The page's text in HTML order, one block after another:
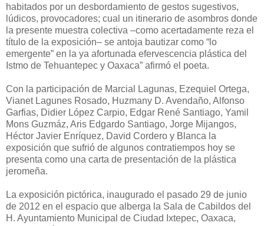
habitados por un desbordamiento de gestos sugestivos,
lúdicos, provocadores; cual un itinerario de asombros donde
la presente muestra colectiva –como acertadamente reza el
título de la exposición– se antoja bautizar como “lo
emergente” en la ya afortunada efervescencia plástica del
Istmo de Tehuantepec y Oaxaca” afirmó el poeta.
Con la participación de Marcial Lagunas, Ezequiel Ortega,
Vianet Lagunes Rosado, Huzmany D. Avendaño, Alfonso
Garfias, Didier López Carpio, Edgar René Santiago, Yamil
Mons Guzmáz, Aris Edgardo Santiago, Jorge Mijangos,
Héctor Javier Enríquez, David Cordero y Blanca la
exposición que sufrió de algunos contratiempos hoy se
presenta como una carta de presentación de la plástica
jeromeña.
La exposición pictórica, inaugurado el pasado 29 de junio
de 2012 en el espacio que alberga la Sala de Cabildos del
H. Ayuntamiento Municipal de Ciudad Ixtepec, Oaxaca,